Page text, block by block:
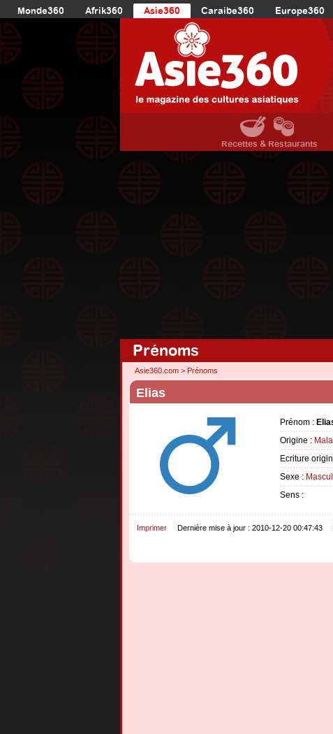
Monde360 Afrik360 Asie360 Caraibe360 Europe360
Recettes & Restaurants
Prénoms
Asie360.com > Prénoms
Elias
Prénom :
Origine :
Ecriture
Sexe :
Sens :
Imprimer Dernière mise à jour : 2010-12-20 00:47:43